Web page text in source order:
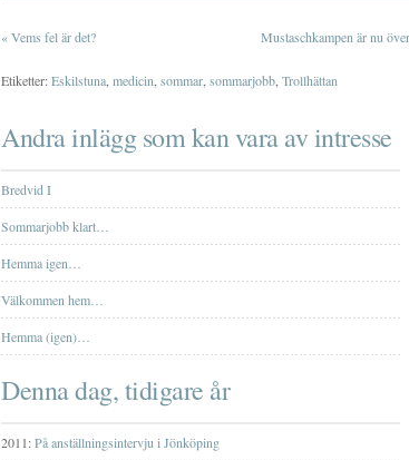
«Vems fel är det? Mustaschkampen är nu
Etiketter:Eskilstuna medicin sommar sommarjobb Trollhättan
Andra inlägg som kan vara av intresse
Bredvid I
Sommarjobb klart…
Hemma igen…
Välkommen hem…
Hemma (igen)…
Denna dag, tidigare år
2011:På anställningsintervju i Jönköping